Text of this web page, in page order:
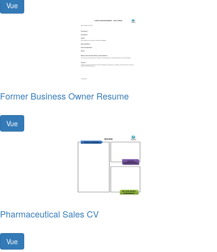
Vue
Former Business Owner Resume
Vue
Pharmaceutical Sales CV
Vue